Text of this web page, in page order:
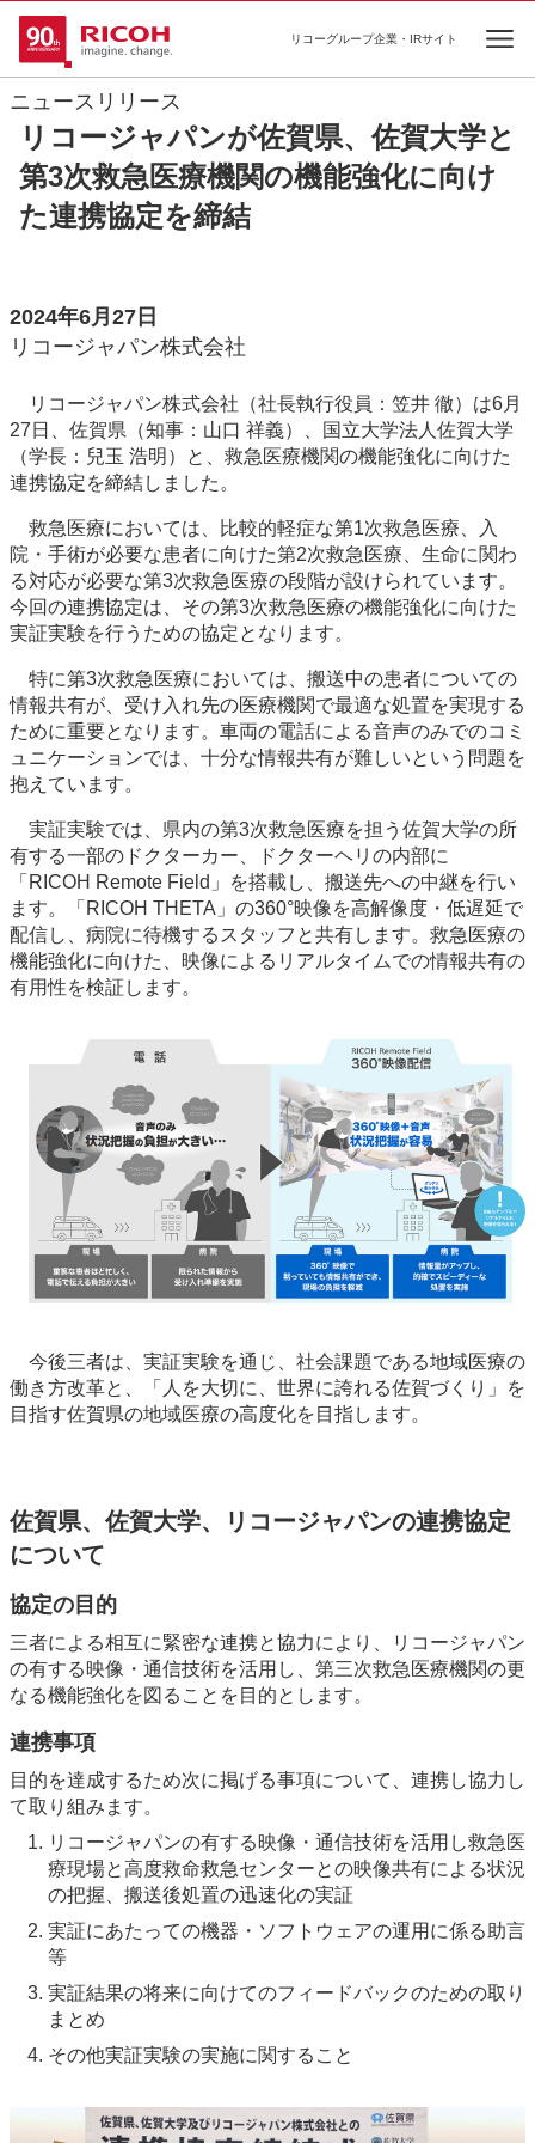
リコーグループ企業・IRサイト
ニュースリリース
リコージャパンが佐賀県、佐賀大学と
第3次救急医療機関の機能強化に向け
た連携協定を締結
2024年6月27日
リコージャパン株式会社
リコージャパン株式会社（社長執行役員：笠井 徹）は6月
27日、佐賀県（知事：山口 祥義）、国立大学法人佐賀大学
（学長：兒玉 浩明）と、救急医療機関の機能強化に向けた
連携協定を締結しました。
救急医療においては、比較的軽症な第1次救急医療、入
院・手術が必要な患者に向けた第2次救急医療、生命に関わ
る対応が必要な第3次救急医療の段階が設けられています。
今回の連携協定は、その第3次救急医療の機能強化に向けた
実証実験を行うための協定となります。
特に第3次救急医療においては、搬送中の患者についての
情報共有が、受け入れ先の医療機関で最適な処置を実現する
ために重要となります。車両の電話による音声のみでのコミ
ュニケーションでは、十分な情報共有が難しいという問題を
抱えています。
実証実験では、県内の第3次救急医療を担う佐賀大学の所
有する一部のドクターカー、ドクターヘリの内部に
「RICOH Remote Field」を搭載し、搬送先への中継を行い
ます。「RICOH THETA」の360°映像を高解像度・低遅延で
配信し、病院に待機するスタッフと共有します。救急医療の
機能強化に向けた、映像によるリアルタイムでの情報共有の
有用性を検証します。
今後三者は、実証実験を通じ、社会課題である地域医療の
働き方改革と、「人を大切に、世界に誇れる佐賀づくり」を
目指す佐賀県の地域医療の高度化を目指します。
佐賀県、佐賀大学、リコージャパンの連携協定
について
協定の目的
三者による相互に緊密な連携と協力により、リコージャパン
の有する映像・通信技術を活用し、第三次救急医療機関の更
なる機能強化を図ることを目的とします。
連携事項
目的を達成するため次に掲げる事項について、連携し協力し
て取り組みます。
リコージャパンの有する映像・通信技術を活用し救急医
療現場と高度救命救急センターとの映像共有による状況
の把握、搬送後処置の迅速化の実証
実証にあたっての機器・ソフトウェアの運用に係る助言
等
実証結果の将来に向けてのフィードバックのための取り
まとめ
その他実証実験の実施に関すること